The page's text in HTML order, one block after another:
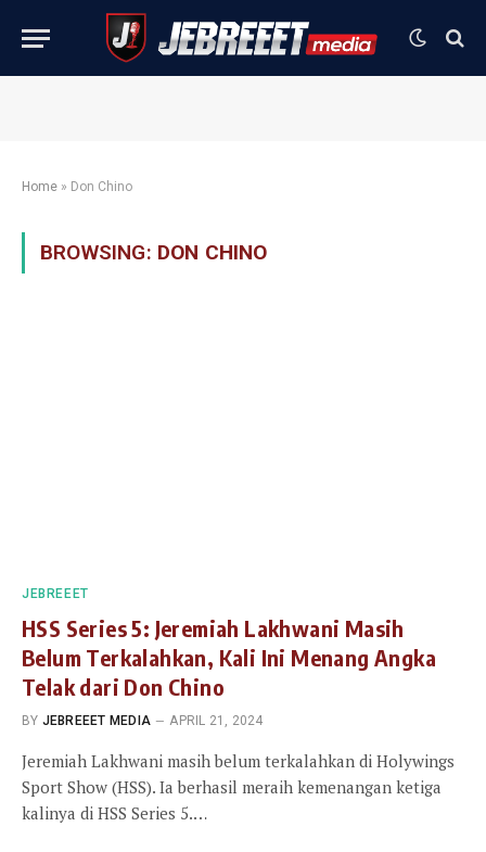
Home » Don Chino
BROWSING: DON CHINO
JEBREEET
HSS Series 5: Jeremiah Lakhwani Masih
Belum Terkalahkan, Kali Ini Menang Angka
Telak dari Don Chino
BY JEBREEET MEDIA APRIL 21, 2024
Jeremiah Lakhwani masih belum terkalahkan di Holywings
Sport Show (HSS). Ia berhasil meraih kemenangan ketiga
kalinya di HSS Series 5.…